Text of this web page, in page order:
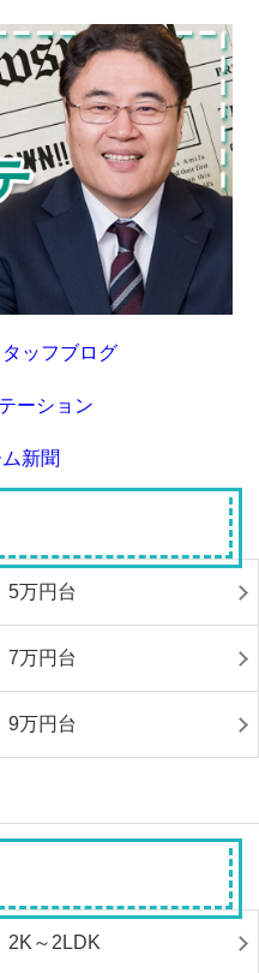
5万円台
7万円台
9万円台
2K～2LDK